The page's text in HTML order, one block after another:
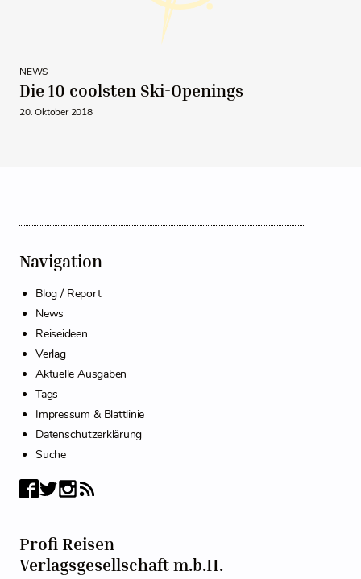
NEWS
Die 10 coolsten Ski-Openings
20. Oktober 2018
Navigation
Blog / Report
News
Reiseideen
Verlag
Aktuelle Ausgaben
Tags
Impressum & Blattlinie
Datenschutzerklärung
Suche
Profi Reisen
Verlagsgesellschaft m.b.H.